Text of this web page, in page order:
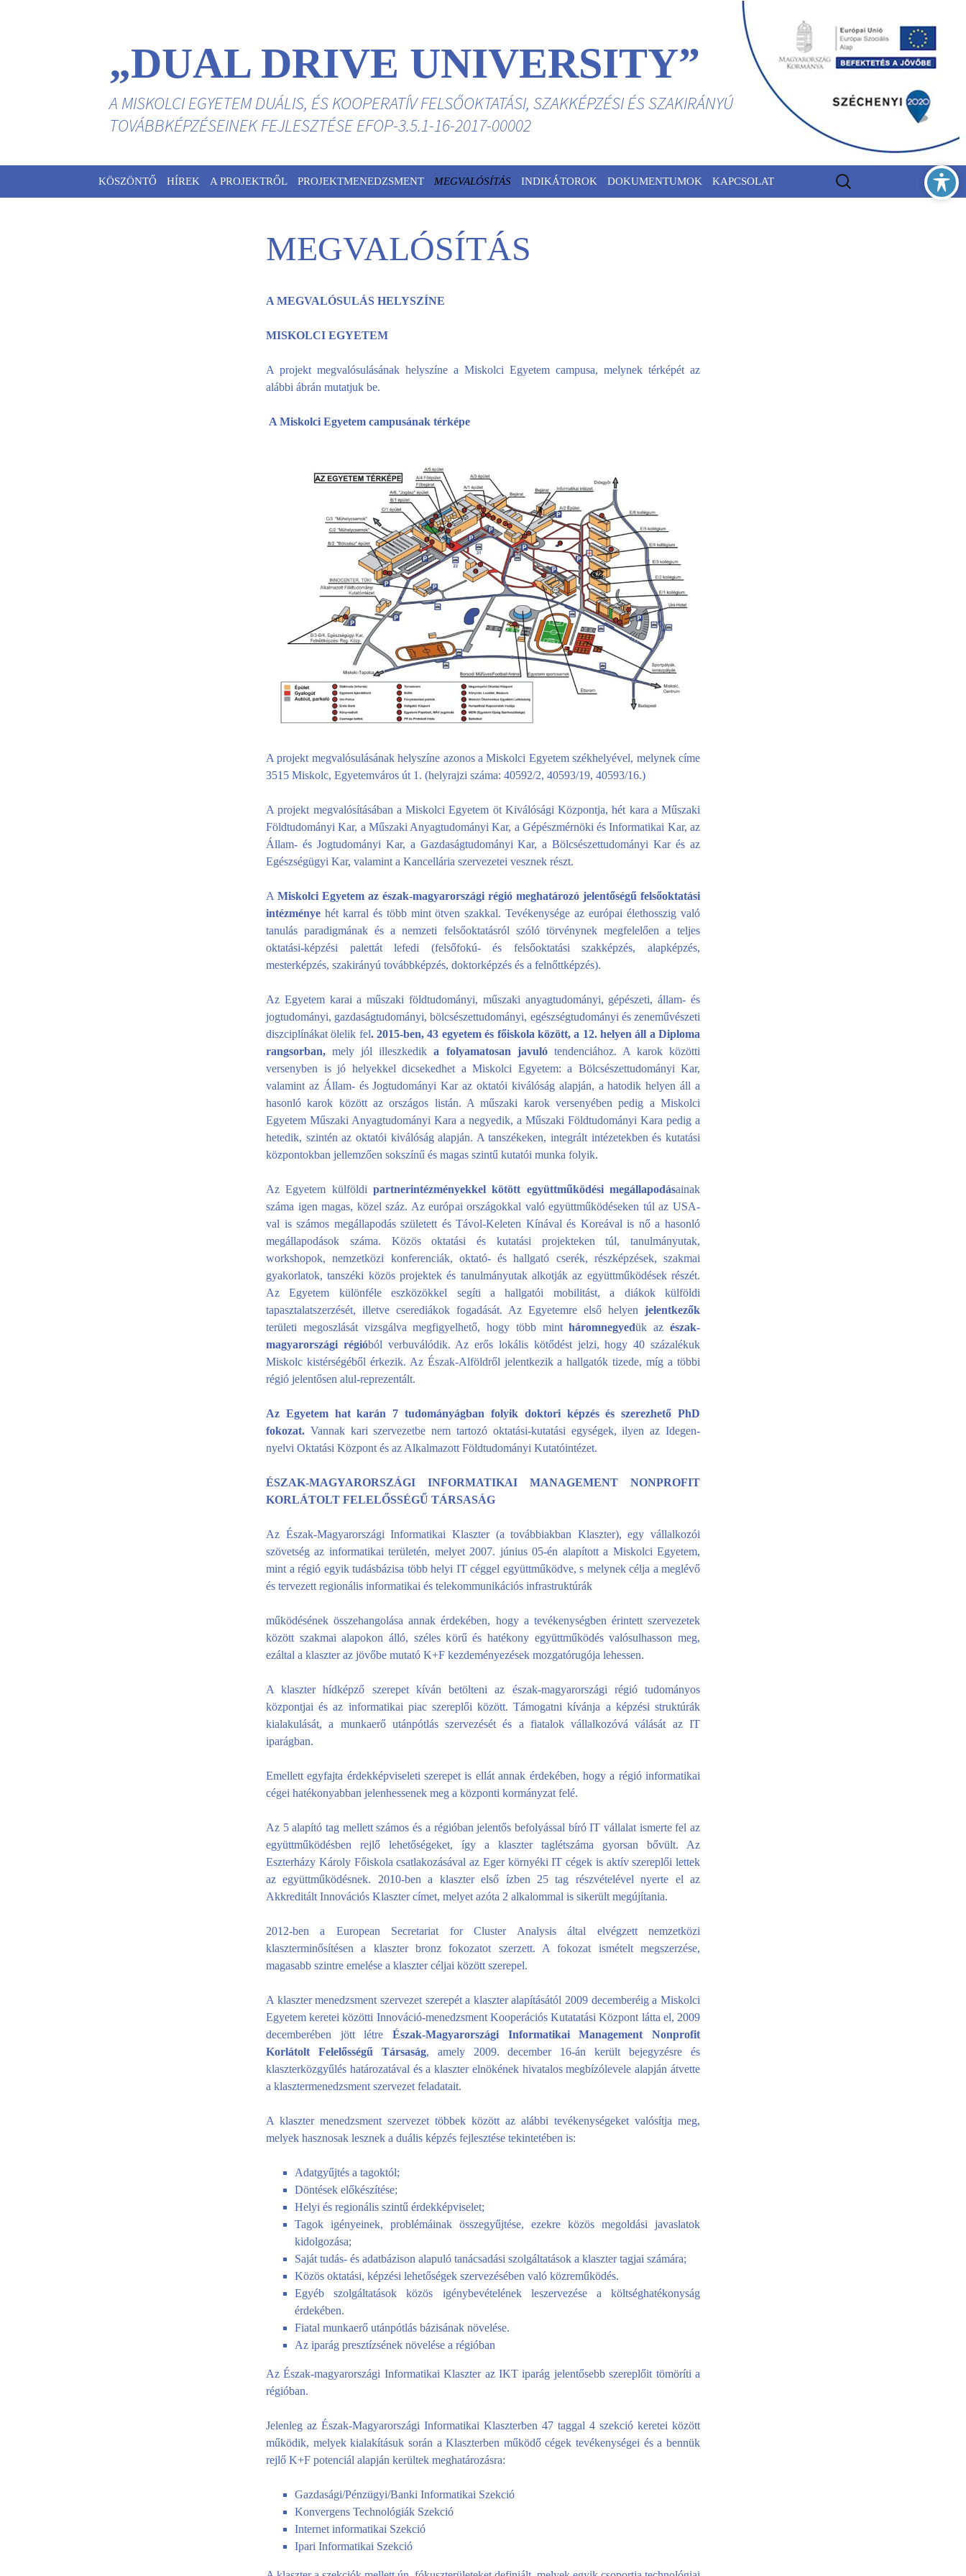
„DUAL DRIVE UNIVERSITY”
A MISKOLCI EGYETEM DUÁLIS, ÉS KOOPERATÍV FELSŐOKTATÁSI, SZAKKÉPZÉSI ÉS SZAKIRÁNYÚ
TOVÁBBKÉPZÉSEINEK FEJLESZTÉSE EFOP-3.5.1-16-2017-00002
Kilépés
KÖSZÖNTŐ HÍREK A PROJEKTRŐL PROJEKTMENEDZSMENT MEGVALÓSÍTÁS INDIKÁTOROK DOKUMENTUMOK KAPCSOLAT
Keresés:
MEGVALÓSÍTÁS
A MEGVALÓSULÁS HELYSZÍNE
MISKOLCI EGYETEM
A projekt megvalósulásának helyszíne a Miskolci Egyetem campusa, melynek térképét az
alábbi ábrán mutatjuk be.
A Miskolci Egyetem campusának térképe
A projekt megvalósulásának helyszíne azonos a Miskolci Egyetem székhelyével, melynek címe
3515 Miskolc, Egyetemváros út 1. (helyrajzi száma: 40592/2, 40593/19, 40593/16.)
A projekt megvalósításában a Miskolci Egyetem öt Kiválósági Központja, hét kara a Műszaki
Földtudományi Kar, a Műszaki Anyagtudományi Kar, a Gépészmérnöki és Informatikai Kar, az
Állam- és Jogtudományi Kar, a Gazdaságtudományi Kar, a Bölcsészettudományi Kar és az
Egészségügyi Kar, valamint a Kancellária szervezetei vesznek részt.
A Miskolci Egyetem az észak-magyarországi régió meghatározó jelentőségű felsőoktatási
intézménye hét karral és több mint ötven szakkal. Tevékenysége az európai élethosszig való
tanulás paradigmának és a nemzeti felsőoktatásról szóló törvénynek megfelelően a teljes
oktatási-képzési palettát lefedi (felsőfokú- és felsőoktatási szakképzés, alapképzés,
mesterképzés, szakirányú továbbképzés, doktorképzés és a felnőttképzés).
Az Egyetem karai a műszaki földtudományi, műszaki anyagtudományi, gépészeti, állam- és
jogtudományi, gazdaságtudományi, bölcsészettudományi, egészségtudományi és zeneművészeti
diszciplínákat ölelik fel. 2015-ben, 43 egyetem és főiskola között, a 12. helyen áll a Diploma
rangsorban, mely jól illeszkedika folyamatosan javulótendenciához. A karok közötti
versenyben is jó helyekkel dicsekedhet a Miskolci Egyetem: a Bölcsészettudományi Kar,
valamint az Állam- és Jogtudományi Kar az oktatói kiválóság alapján, a hatodik helyen áll a
hasonló karok között az országos listán. A műszaki karok versenyében pedig a Miskolci
Egyetem Műszaki Anyagtudományi Kara a negyedik, a Műszaki Földtudományi Kara pedig a
hetedik, szintén az oktatói kiválóság alapján. A tanszékeken, integrált intézetekben és kutatási
központokban jellemzően sokszínű és magas szintű kutatói munka folyik.
Az Egyetem külföldi partnerintézményekkel kötött együttműködési megállapodásainak
száma igen magas, közel száz. Az európai országokkal való együttműködéseken túl az USA-
val is számos megállapodás született és Távol-Keleten Kínával és Koreával is nő a hasonló
megállapodások száma. Közös oktatási és kutatási projekteken túl, tanulmányutak,
workshopok, nemzetközi konferenciák, oktató- és hallgató cserék, részképzések, szakmai
gyakorlatok, tanszéki közös projektek és tanulmányutak alkotják az együttműködések részét.
Az Egyetem különféle eszközökkel segíti a hallgatói mobilitást, a diákok külföldi
tapasztalatszerzését, illetve cserediákok fogadását. Az Egyetemre első helyen jelentkezők
területi megoszlását vizsgálva megfigyelhető, hogy több mintháromnegyedük azészak-
magyarországi régióból verbuválódik. Az erős lokális kötődést jelzi, hogy 40 százalékuk
Miskolc kistérségéből érkezik. Az Észak-Alföldről jelentkezik a hallgatók tizede, míg a többi
régió jelentősen alul-reprezentált.
Az Egyetem hat karán 7 tudományágban folyik doktori képzés és szerezhető PhD
fokozat. Vannak kari szervezetbe nem tartozó oktatási-kutatási egységek, ilyen az Idegen-
nyelvi Oktatási Központ és az Alkalmazott Földtudományi Kutatóintézet.
ÉSZAK-MAGYARORSZÁGI INFORMATIKAI MANAGEMENT NONPROFIT
KORLÁTOLT FELELŐSSÉGŰ TÁRSASÁG
Az Észak-Magyarországi Informatikai Klaszter (a továbbiakban Klaszter), egy vállalkozói
szövetség az informatikai területén, melyet 2007. június 05-én alapított a Miskolci Egyetem,
mint a régió egyik tudásbázisa több helyi IT céggel együttműködve, s melynek célja a meglévő
és tervezett regionális informatikai és telekommunikációs infrastruktúrák
működésének összehangolása annak érdekében, hogy a tevékenységben érintett szervezetek
között szakmai alapokon álló, széles körű és hatékony együttműködés valósulhasson meg,
ezáltal a klaszter az jövőbe mutató K+F kezdeményezések mozgatórugója lehessen.
A klaszter hídképző szerepet kíván betölteni az észak-magyarországi régió tudományos
központjai és az informatikai piac szereplői között. Támogatni kívánja a képzési struktúrák
kialakulását, a munkaerő utánpótlás szervezését és a fiatalok vállalkozóvá válását az IT
iparágban.
Emellett egyfajta érdekképviseleti szerepet is ellát annak érdekében, hogy a régió informatikai
cégei hatékonyabban jelenhessenek meg a központi kormányzat felé.
Az 5 alapító tag mellett számos és a régióban jelentős befolyással bíró IT vállalat ismerte fel az
együttműködésben rejlő lehetőségeket, így a klaszter taglétszáma gyorsan bővült. Az
Eszterházy Károly Főiskola csatlakozásával az Eger környéki IT cégek is aktív szereplői lettek
az együttműködésnek. 2010-ben a klaszter első ízben 25 tag részvételével nyerte el az
Akkreditált Innovációs Klaszter címet, melyet azóta 2 alkalommal is sikerült megújítania.
2012-ben a European Secretariat for Cluster Analysis által elvégzett nemzetközi
klaszterminősítésen a klaszter bronz fokozatot szerzett. A fokozat ismételt megszerzése,
magasabb szintre emelése a klaszter céljai között szerepel.
A klaszter menedzsment szervezet szerepét a klaszter alapításától 2009 decemberéig a Miskolci
Egyetem keretei közötti Innováció-menedzsment Kooperációs Kutatatási Központ látta el, 2009
decemberében jött létre Észak-Magyarországi Informatikai Management Nonprofit
Korlátolt Felelősségű Társaság, amely 2009. december 16-án került bejegyzésre és
klaszterközgyűlés határozatával és a klaszter elnökének hivatalos megbízólevele alapján átvette
a klasztermenedzsment szervezet feladatait.
A klaszter menedzsment szervezet többek között az alábbi tevékenységeket valósítja meg,
melyek hasznosak lesznek a duális képzés fejlesztése tekintetében is:
Adatgyűjtés a tagoktól;
Döntések előkészítése;
Helyi és regionális szintű érdekképviselet;
Tagok igényeinek, problémáinak összegyűjtése, ezekre közös megoldási javaslatok
kidolgozása;
Saját tudás- és adatbázison alapuló tanácsadási szolgáltatások a klaszter tagjai számára;
Közös oktatási, képzési lehetőségek szervezésében való közreműködés.
Egyéb szolgáltatások közös igénybevételének leszervezése a költséghatékonyság
érdekében.
Fiatal munkaerő utánpótlás bázisának növelése.
Az iparág presztízsének növelése a régióban
Az Észak-magyarországi Informatikai Klaszter az IKT iparág jelentősebb szereplőit tömöríti a
régióban.
Jelenleg az Észak-Magyarországi Informatikai Klaszterben 47 taggal 4 szekció keretei között
működik, melyek kialakításuk során a Klaszterben működő cégek tevékenységei és a bennük
rejlő K+F potenciál alapján kerültek meghatározásra:
Gazdasági/Pénzügyi/Banki Informatikai Szekció
Konvergens Technológiák Szekció
Internet informatikai Szekció
Ipari Informatikai Szekció